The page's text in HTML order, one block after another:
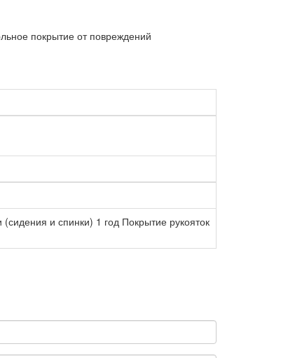
покрытие от повреждений
и спинки) 1 год Покрытие рукояток